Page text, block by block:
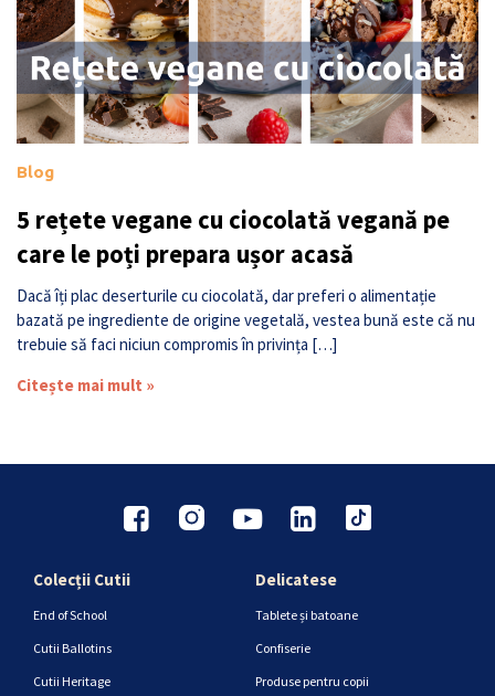
Blog
5 rețete vegane cu ciocolată vegană pe
care le poți prepara ușor acasă
Dacă îți plac deserturile cu ciocolată, dar preferi o alimentație
bazată pe ingrediente de origine vegetală, vestea bună este că nu
trebuie să faci niciun compromis în privința […]
Citește mai mult »
Colecții Cutii
End of School
Cutii Ballotins
Cutii Heritage
Delicatese
Tablete și batoane
Confiserie
Produse pentru copii